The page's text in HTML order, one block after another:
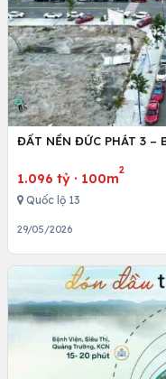
ĐẤT NỀN ĐỨC PHÁT 3 –
1.096 tỷ · 100m
2
Quốc lộ 13
29/05/2026